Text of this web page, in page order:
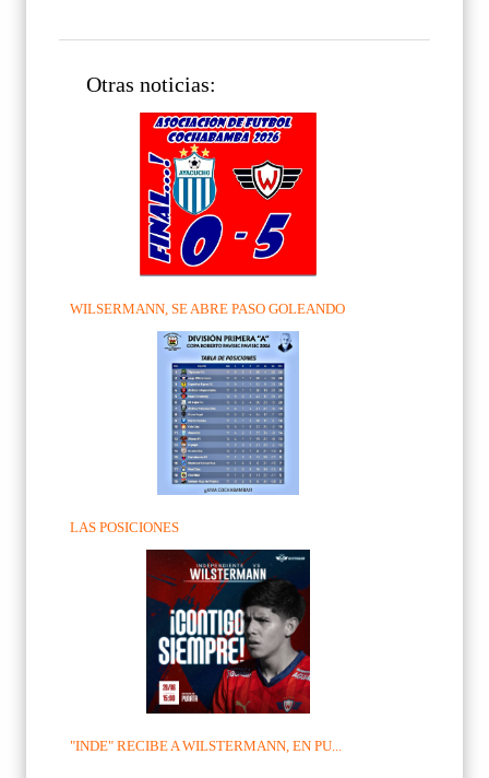
Otras noticias:
WILSERMANN, SE ABRE PASO GOLEANDO
LAS POSICIONES
"INDE" RECIBE A WILSTERMANN, EN PU...